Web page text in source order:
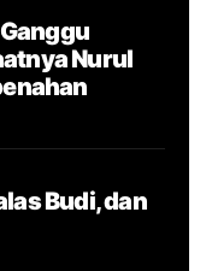
Nurul
Budi, dan